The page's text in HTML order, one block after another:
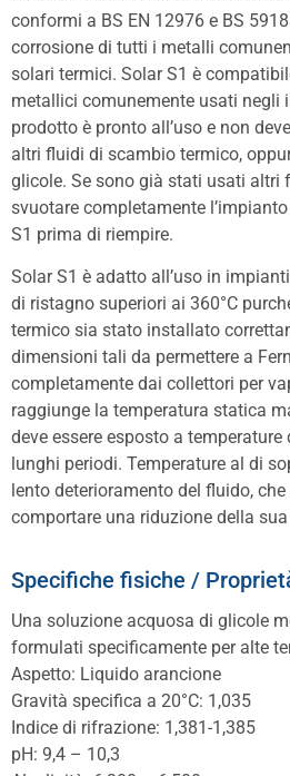
conformi a BS EN 12976 e BS
corrosione di tutti i metalli
solari termici. Solar S1 è
metallici comunemente usati negli
prodotto è pronto all’uso e non
altri fluidi di scambio termico,
glicole. Se sono già stati usati altri
svuotare completamente
S1 prima di riempire.
Solar S1 è adatto all’uso in
di ristagno superiori ai 360°C
termico sia stato installato
dimensioni tali da permettere a
completamente dai collettori per
raggiunge la temperatura statica
deve essere esposto a
lunghi periodi. Temperature al di
lento deterioramento del fluido,
comportare una riduzione della
Specifiche fisiche /
Una soluzione acquosa di glicole
formulati specificamente per alte
Aspetto: Liquido arancione
Gravità specifica a 20°C: 1,035
Indice di rifrazione: 1,381-1,385
pH: 9,4 – 10,3